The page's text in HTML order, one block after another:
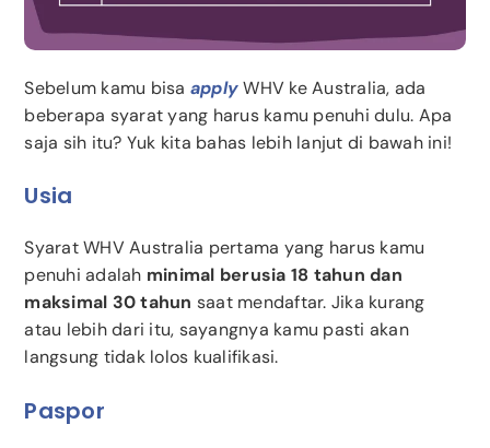
Sebelum kamu bisa applyWHV ke Australia, ada
beberapa syarat yang harus kamu penuhi dulu. Apa
saja sih itu? Yuk kita bahas lebih lanjut di bawah ini!
Usia
Syarat WHV Australia pertama yang harus kamu
penuhi adalah minimal berusia 18 tahun dan
maksimal 30 tahun saat mendaftar. Jika kurang
atau lebih dari itu, sayangnya kamu pasti akan
langsung tidak lolos kualifikasi.
Paspor